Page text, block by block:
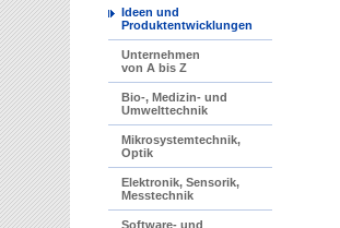
Ideen und
Produktentwicklungen
Unternehmen
von A bis Z
Bio-, Medizin- und
Umwelttechnik
Mikrosystemtechnik,
Optik
Elektronik, Sensorik,
Messtechnik
Software- und